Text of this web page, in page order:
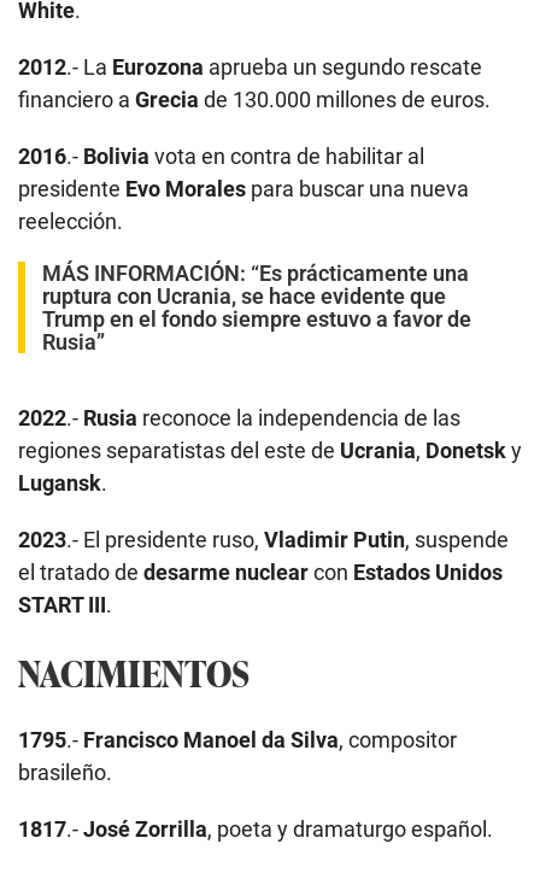
White.
2012.- La Eurozona aprueba un segundo rescate
financiero a Grecia de 130.000 millones de euros.
2016.- Bolivia vota en contra de habilitar al
presidente Evo Morales para buscar una nueva
reelección.
MÁS INFORMACIÓN: “Es prácticamente una
ruptura con Ucrania, se hace evidente que
Trump en el fondo siempre estuvo a favor de
Rusia”
2022.- Rusia reconoce la independencia de las
regiones separatistas del este de Ucrania, Donetsky
Lugansk.
2023.- El presidente ruso, Vladimir Putin, suspende
el tratado de desarme nuclearcon Estados Unidos
START III.
NACIMIENTOS
1795.- Francisco Manoel da Silva, compositor
brasileño.
1817.-José Zorrilla, poeta y dramaturgo español.